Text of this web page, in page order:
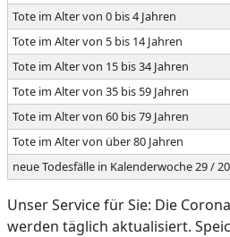
Tote im Alter von 0 bis 4 Jahren
Tote im Alter von 5 bis 14 Jahren
Tote im Alter von 15 bis 34 Jahren
Tote im Alter von 35 bis 59 Jahren
Tote im Alter von 60 bis 79 Jahren
Tote im Alter von über 80 Jahren
neue Todesfälle in Kalenderwoche 29 /
Unser Service für Sie: Die
werden täglich aktualisiert.